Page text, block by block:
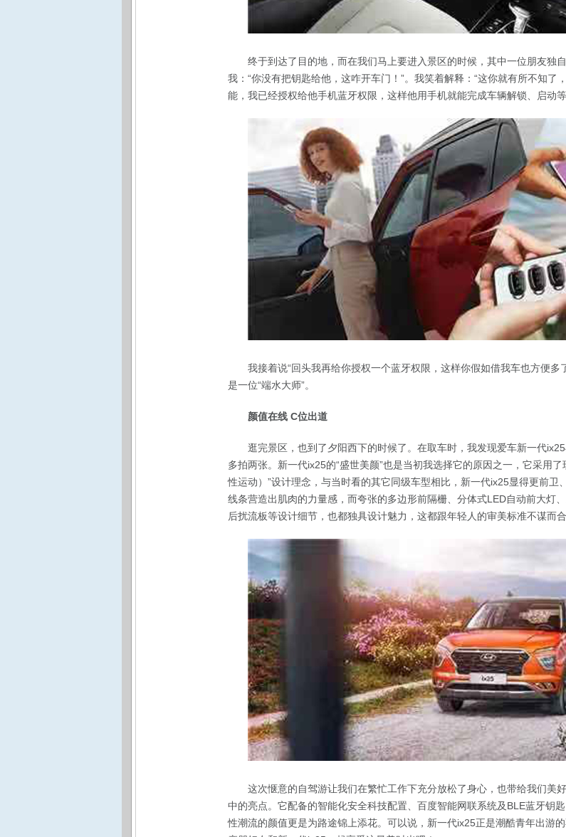
终于到达了目的地，而在我们马上要进入景区的时候，其中一位朋友独
我：“你没有把钥匙给他，这咋开车门！”。我笑着解释：“这你就有所不知了
能，我已经授权给他手机蓝牙权限，这样他用手机就能完成车辆解锁、启动等
我接着说“回头我再给你授权一个蓝牙权限，这样你假如借我车也方便多
是一位“端水大师”。
颜值在线 C位出道
逛完景区，也到了夕阳西下的时候了。在取车时，我发现爱车新一代
多拍两张。新一代ix25的“盛世美颜”也是当初我选择它的原因之一，它采用
性运动）”设计理念，与当时看的其它同级车型相比，新一代ix25显得更前卫
线条营造出肌肉的力量感，而夸张的多边形前隔栅、分体式LED自动前大灯
后扰流板等设计细节，也都独具设计魅力，这都跟年轻人的审美标准不谋而合
这次惬意的自驾游让我们在繁忙工作下充分放松了身心，也带给我们美
中的亮点。它配备的智能化安全科技配置、百度智能网联系统及BLE蓝牙钥
性潮流的颜值更是为路途锦上添花。可以说，新一代ix25正是潮酷青年出游